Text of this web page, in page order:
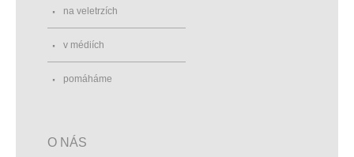
na veletrzích
v médiích
pomáháme
O NÁS